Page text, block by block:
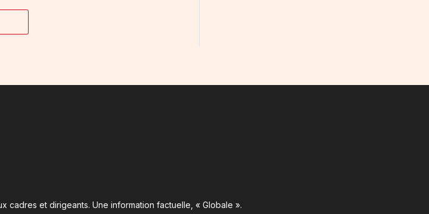
cadres et dirigeants. Une information factuelle, « Globale ».